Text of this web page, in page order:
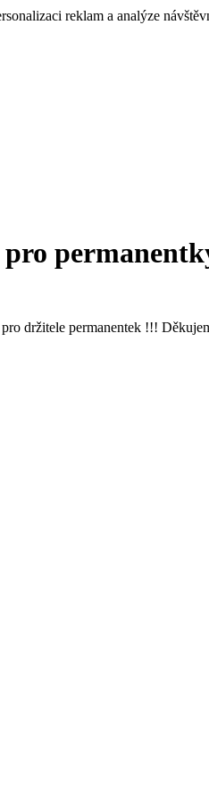
reklam a analýze
držitele permanentek !!!